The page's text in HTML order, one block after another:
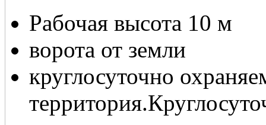
Рабочая высота 10 м
ворота от земли
круглосуточно